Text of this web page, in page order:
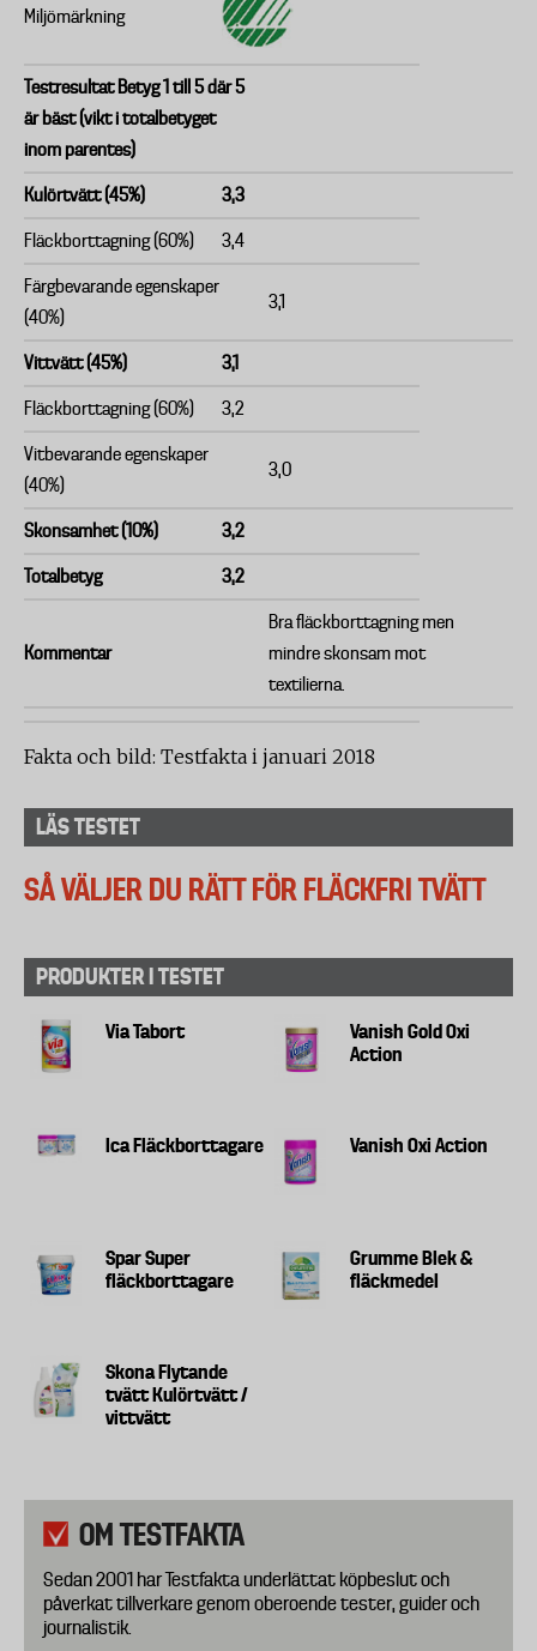
Miljömärkning
Testresultat Betyg 1 till 5 där 5
är bäst (vikt i totalbetyget
inom parentes)
Kulörtvätt (45%) 3,3
Fläckborttagning (60%) 3,4
Färgbevarande egenskaper
(40%)
3,1
Vittvätt (45%) 3,1
Fläckborttagning (60%) 3,2
Vitbevarande egenskaper
(40%)
3,0
Skonsamhet (10%) 3,2
Totalbetyg 3,2
Kommentar
Bra fläckborttagning men
mindre skonsam mot
textilierna.
Fakta och bild: Testfakta i januari 2018
LÄS TESTET
SÅ VÄLJER DU RÄTT FÖR FLÄCKFRI TVÄTT
PRODUKTER I TESTET
Via Tabort
Vanish Gold Oxi
Action
Ica Fläckborttagare Vanish Oxi Action
Spar Super
fläckborttagare
Grumme Blek &
fläckmedel
Skona Flytande
tvätt Kulörtvätt /
vittvätt
OM TESTFAKTA
Sedan 2001 har Testfakta underlättat köpbeslut och
påverkat tillverkare genom oberoende tester, guider och
journalistik.